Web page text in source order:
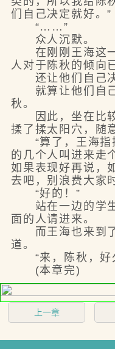
们自己决定就好。”
“……”
众人沉默。
在刚刚王海这一
人对于陈秋的倾向
还让他们自己决
就算让他们自己
秋。
因此，坐在比较
揉了揉太阳穴，随
“算了，王海指
的几个人叫进来走
如果表现好再说，
去吧，别浪费大家
“好的！”
站在一边的学生
面的人请进来。
而王海也来到了
道。
“来，陈秋，好
(本章完)
上一章